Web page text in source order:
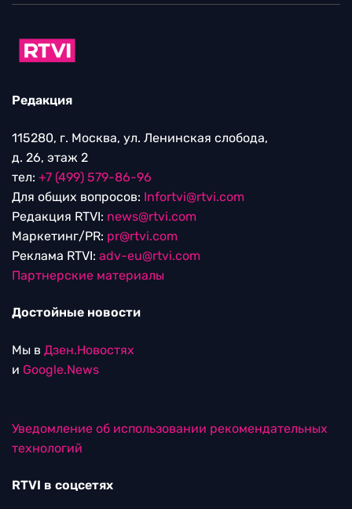
Редакция
115280, г. Москва, ул. Ленинская слобода,
д. 26, этаж 2
тел: +7 (499) 579-86-96
Для общих вопросов: Infortvi@rtvi.com
Редакция RTVI: news@rtvi.com
Маркетинг/PR: pr@rtvi.com
Реклама RTVI: adv-eu@rtvi.com
Партнерские материалы
Достойные новости
Мы в Дзен.Новостях
и Google.News
Уведомление об использовании рекомендательных
технологий
RTVI в соцсетях